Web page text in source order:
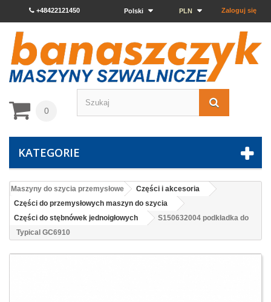
Zaloguj się
PLN
Polski
+48422121450
0
KATEGORIE
Maszyny do szycia przemysłowe
Części i akcesoria
Części do przemysłowych maszyn do szycia
Części do stębnówek jednoigłowych
S150632004 podkładka do
Typical GC6910